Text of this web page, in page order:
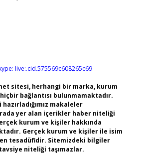
live:.cid.575569c608265c69
sitesi, herhangi bir marka, kurum
bağlantısı bulunmamaktadır.
makaleler
yer alan içerikler haber niteliği
kurum ve kişiler hakkında
Gerçek kurum ve kişiler ile isim
tesadüfidir. Sitemizdeki bilgiler
niteliği taşımazlar.